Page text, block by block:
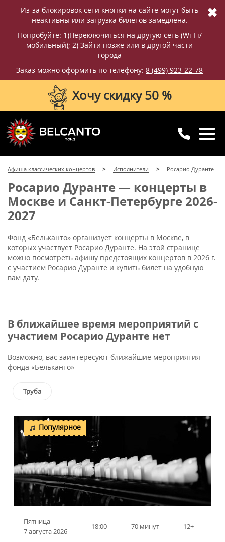
Из-за блокировок сети кнопки на сайте могут быть
неактивны или загрузка билетов замедлена.
Попробуйте: 1)Переключиться на другую сеть (Wi-Fi/
мобильный); 2) Зайти позже или в другой части
города
Заказ можно оформить по телефону: 8 (499) 923-22-78
✖
Хочу скидку 50 %
8 (499) 923-22-78
8 (800) 770-09-71
для регионов
Афиша классических концертов Исполнители Росарио Дуранте
Росарио Дуранте — концерты в
Москве и Санкт-Петербурге 2026-
2027
Фонд «Бельканто» организует концерты в Москве, в
которых участвует Росарио Дуранте. На этой странице
можно посмотреть афишу предстоящих концертов в 2026 г.
с участием Росарио Дуранте и купить билет на удобную
вам дату.
В ближайшее время мероприятий с
участием Росарио Дуранте нет
Возможно, вас заинтересуют ближайшие мероприятия
фонда «Бельканто»
Труба
Популярное
Пятница
7 августа 2026
18:00 70 минут 12+